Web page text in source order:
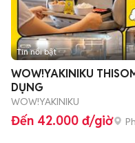
Tin nổi bật
WOW!YAKINIKU
DỤNG
WOW!YAKINIKU
Đến 42.000 đ/giờ